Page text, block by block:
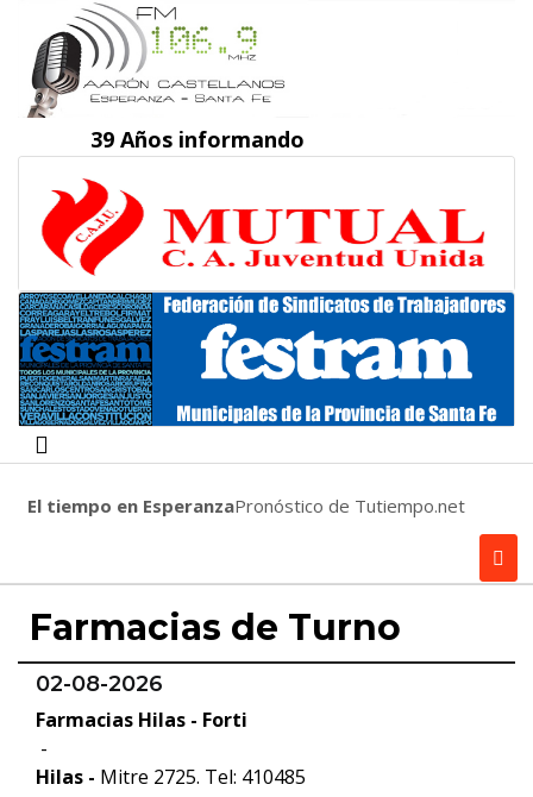
39 Años informando
El tiempo en EsperanzaPronóstico de Tutiempo.net
Farmacias de Turno
02-08-2026
Farmacias Hilas - Forti
-
Hilas - Mitre 2725. Tel: 410485